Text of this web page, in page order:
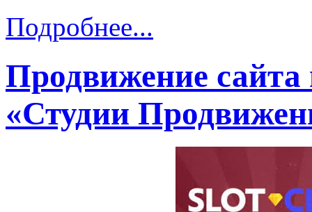
Подробнее...
Продвижение
«Студии